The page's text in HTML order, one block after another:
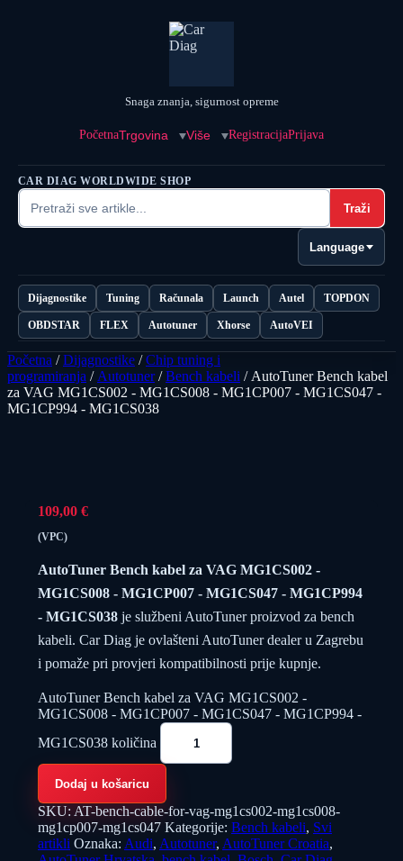
Snaga znanja, sigurnost opreme
PočetnaTrgovina Više RegistracijaPrijava
CAR DIAG WORLDWIDE SHOP
Traži
Language
Dijagnostike Tuning Računala Launch Autel TOPDON
OBDSTAR FLEX Autotuner Xhorse AutoVEI
Početna /Dijagnostike /Chip tuning i
programiranja / Autotuner/Bench kabeli / AutoTuner Bench kabel
za VAG MG1CS002 - MG1CS008 - MG1CP007 - MG1CS047 -
MG1CP994 - MG1CS038
109,00 €
(VPC)
AutoTuner Bench kabel za VAG MG1CS002 -
MG1CS008 - MG1CP007 - MG1CS047 - MG1CP994
- MG1CS038 je službeni AutoTuner proizvod za bench
kabeli. Car Diag je ovlašteni AutoTuner dealer u Zagrebu
i pomaže pri provjeri kompatibilnosti prije kupnje.
AutoTuner Bench kabel za VAG MG1CS002 -
MG1CS008 - MG1CP007 - MG1CS047 - MG1CP994 -
MG1CS038 količina
Dodaj u košaricu
SKU: AT-bench-cable-for-vag-mg1cs002-mg1cs008-
mg1cp007-mg1cs047 Kategorije: Bench kabeli, Svi
artikli Oznaka: Audi, Autotuner, AutoTuner Croatia,